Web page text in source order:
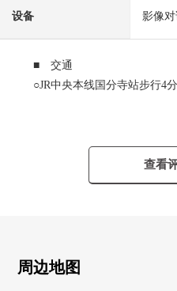
设备 影像
■ 交通
○JR中央本线国分寺站步行4
○国分寺站步行4分钟
○实际使用面积21.62平米
○在周围买东西，安装设备，
查看
周边地图